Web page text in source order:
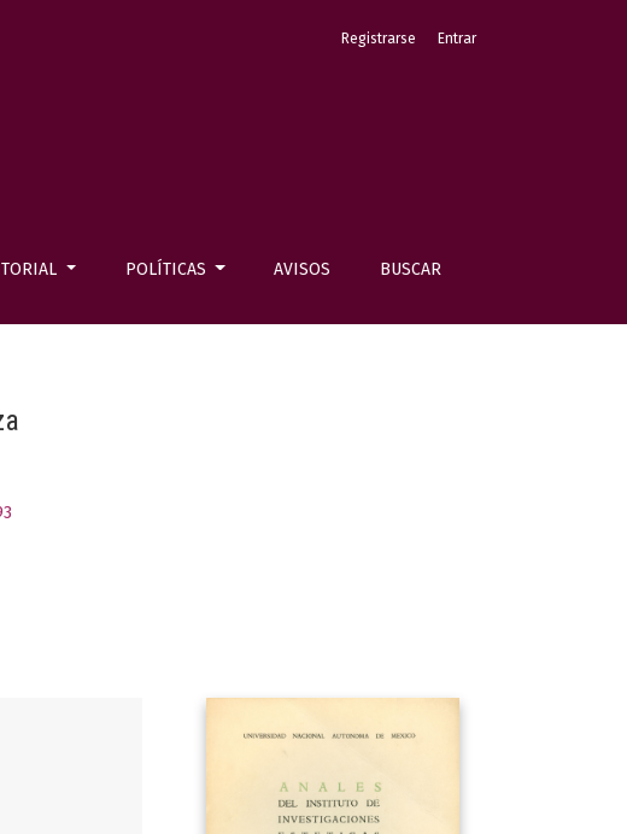
POLÍTICAS AVISOS BUSCAR
Registrarse Entrar